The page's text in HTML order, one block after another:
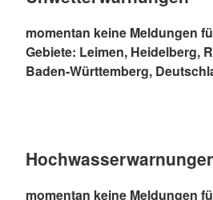
momentan keine Meldungen
Gebiete: Leimen, Heidelberg,
Baden-Württemberg,
momentan keine Meldungen